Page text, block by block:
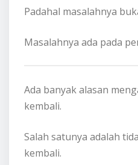
Padahal masalahnya
Masalahnya ada pada
Ada banyak alasan
kembali.
Salah satunya adalah
kembali.